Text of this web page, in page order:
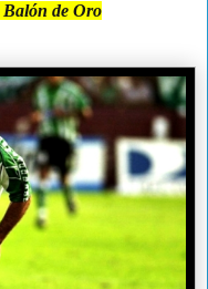
Balón de Oro